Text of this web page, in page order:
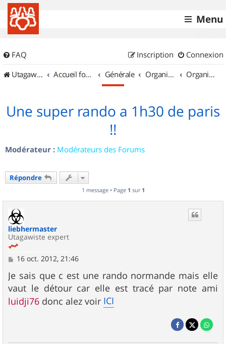
Menu
FAQ Connexion
Inscription
UtagawaVTT (Randos VTT et VTTAE avec traces GPS)
Accueil forum Générale Organisation de sorties & Recherche de partenaires Organisation de sorties en région Île de France
Une super rando a 1h30 de paris
!!
Modérateur : Modérateurs des Forums
Répondre
1 message • Page 1 sur 1
liebhermaster
Utagawiste expert
M
s
s
a
g
e
16 oct. 2012, 21:46
Je sais que c est une rando normande mais elle
vaut le détour car elle est tracé par note ami
luidji76 donc alez voir ICI